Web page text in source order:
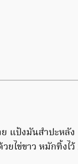
แป้งมันสำปะหลัง
ยไข่ขาว หมักทิ้งไว้